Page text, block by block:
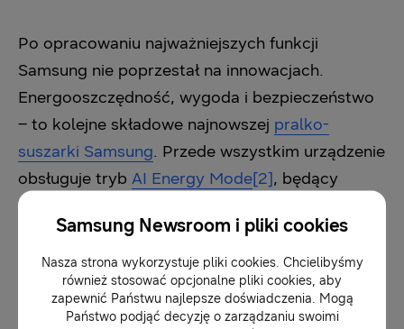
Po opracowaniu najważniejszych funkcji
Samsung nie poprzestał na innowacjach.
Energooszczędność, wygoda i bezpieczeństwo
– to kolejne składowe najnowszej pralko-
suszarki Samsung. Przede wszystkim urządzenie
obsługuje tryb AI Energy Mode[2], będący
częścią aplikacji Samsung SmartThings, który
optymalizuje temperaturę wody, oszczędzając
energię, przy zachowaniu wysokiej wydajności
prania dzięki technologii Ecobubble™. Funkcja
ta umożliwia zaoszczędzenie nawet 60% energii
Samsung Newsroom i pliki cookies
Nasza strona wykorzystuje pliki cookies. Chcielibyśmy
również stosować opcjonalne pliki cookies, aby
zapewnić Państwu najlepsze doświadczenia. Mogą
Państwo podjąć decyzję o zarządzaniu swoimi